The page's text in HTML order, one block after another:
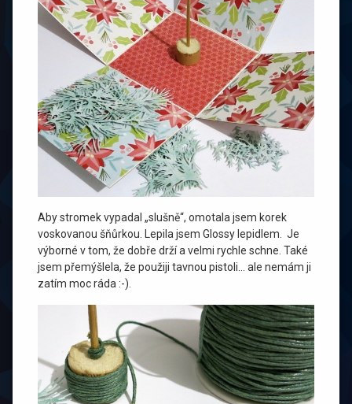
Aby stromek vypadal „slušně“, omotala jsem korek
voskovanou šňůrkou. Lepila jsem Glossy lepidlem. Je
výborné v tom, že dobře drží a velmi rychle schne. Také
jsem přemýšlela, že použiji tavnou pistoli… ale nemám ji
zatím moc ráda :-).